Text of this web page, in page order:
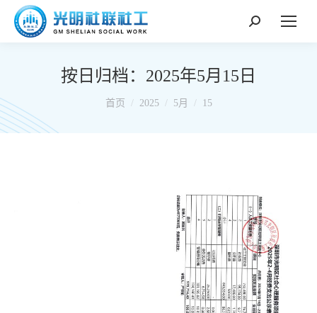
搜
按日归档： 2025年5月15日
你在这里：
首页 2025 5月 15